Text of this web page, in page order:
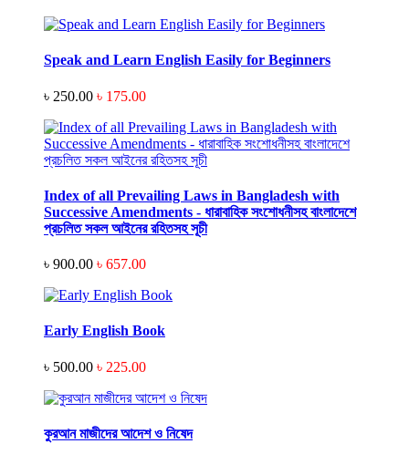
Speak and Learn English Easily for Beginners
৳ 250.00 ৳ 175.00
Index of all Prevailing Laws in Bangladesh with
Successive Amendments - ধারাবাহিক সংশোধনীসহ বাংলাদেশে
প্রচলিত সকল আইনের রহিতসহ সূচী
৳ 900.00 ৳ 657.00
Early English Book
৳ 500.00 ৳ 225.00
কুরআন মাজীদের আদেশ ও নিষেদ